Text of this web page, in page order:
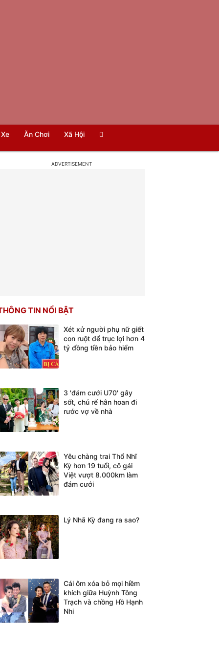
Xe Ăn Chơi Xã Hội
TIN NỔI BẬT
Xét xử người phụ nữ giết
con ruột để trục lợi hơn 4
tỷ đồng tiền bảo hiểm
3 'đám cưới U70' gây
sốt, chú rể hân hoan đi
rước vợ về nhà
Yêu chàng trai Thổ Nhĩ
Kỳ hơn 19 tuổi, cô gái
Việt vượt 8.000km làm
đám cưới
Lý Nhã Kỳ đang ra sao?
Cái ôm xóa bỏ mọi hiềm
khích giữa Huỳnh Tông
Trạch và chồng Hồ Hạnh
Nhi